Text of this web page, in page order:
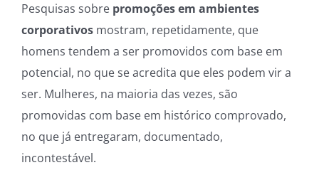
Pesquisas sobre promoções em ambientes
corporativos mostram, repetidamente, que
homens tendem a ser promovidos com base em
potencial, no que se acredita que eles podem vir a
ser. Mulheres, na maioria das vezes, são
promovidas com base em histórico comprovado,
no que já entregaram, documentado,
incontestável.